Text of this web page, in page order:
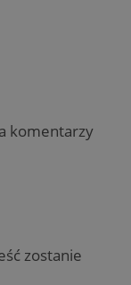
komentarzy
zostanie